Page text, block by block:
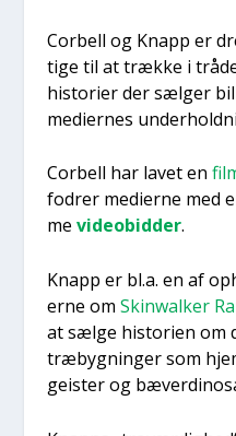
Cor­bell og Knapp er
ti­ge til at træk­ke i
histo­ri­er der sæl­ger
medi­er­nes
Cor­bell har lavet en
fodrer medi­er­ne med
me video­bid­der.
Knapp er bl.a. en af
er­ne om Skinwal­ker
at sæl­ge histo­ri­en om
træ­byg­nin­ger som
gei­ster og